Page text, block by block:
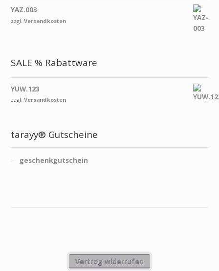
YAZ.003
zzgl.Versandkosten
SALE % Rabattware
YUW.123
zzgl.Versandkosten
tarayy® Gutscheine
geschenkgutschein
Vertrag widerrufen